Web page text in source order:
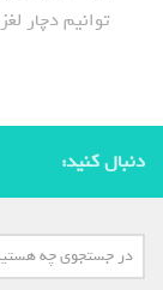
توانیم دچار
دنبال کنید: